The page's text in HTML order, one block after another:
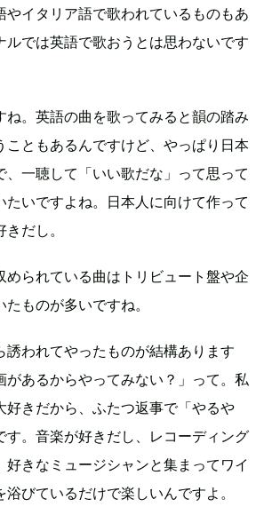
イタリア語で歌われているものもあ
ルでは英語で歌おうとは思わないです
ね。英語の曲を歌ってみると韻の踏み
こともあるんですけど、やっぱり日本
、一聴して「いい歌だな」って思って
たいですよね。日本人に向けて作って
だし。
られている曲はトリビュート盤や企
ものが多いですね。
誘われてやったものが結構あります
があるからやってみない？」って。私
好きだから、ふたつ返事で「やるや
す。音楽が好きだし、レコーディング
好きなミュージシャンと集まってワイ
びているだけで楽しいんですよ。